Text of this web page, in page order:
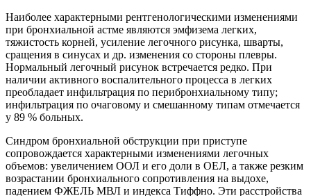
Наиболее характерными рентгенологическими изменениями
при бронхиальной астме являются эмфизема легких,
тяжистость корней, усиление легочного рисунка, шварты,
сращения в синусах и др. изменения со стороны плевры.
Нормальный легочный рисунок встречается редко. При
наличии активного воспалительного процесса в легких
преобладает инфильтрация по перибронхиальному типу;
инфильтрация по очаговому и смешанному типам отмечается
у 89 % больных.
Синдром бронхиальной обструкции при приступе
сопровождается характерными изменениями легочных
объемов: увеличением ООЛ и его доли в ОЕЛ, а также резким
возрастании бронхиального сопротивления на выдохе,
падением ФЖЕЛЬ МВЛ и индекса Тиффно. Эти расстройства